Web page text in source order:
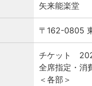
矢来能楽堂
〒162-0805
チケット
全席指定・消
＜各部＞